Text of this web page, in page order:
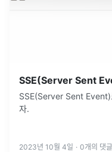
SSE(Server Sent
SSE(Server Sent Event)
자.
2023년 10월 4일 · 0개의 댓글